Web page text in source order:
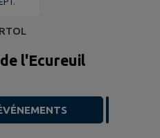
l'Ecureuil